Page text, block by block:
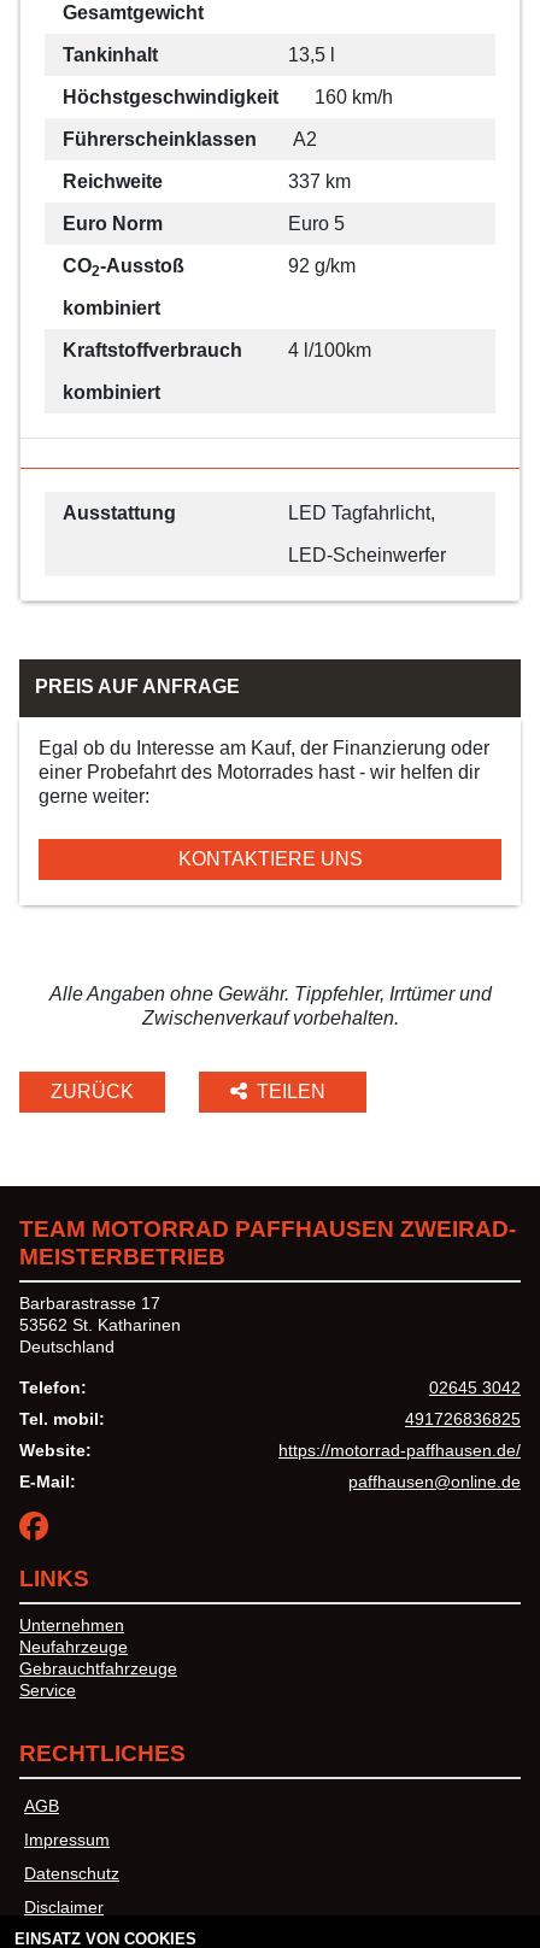
Gesamtgewicht
Tankinhalt 13,5 l
Höchstgeschwindigkeit 160 km/h
Führerscheinklassen A2
Reichweite 337 km
Euro Norm Euro 5
CO2-Ausstoß
kombiniert
92 g/km
Kraftstoffverbrauch
kombiniert
4 l/100km
Ausstattung LED Tagfahrlicht,
LED-Scheinwerfer
PREIS AUF ANFRAGE
Egal ob du Interesse am Kauf, der Finanzierung oder
einer Probefahrt des Motorrades hast - wir helfen dir
gerne weiter:
KONTAKTIERE UNS
Alle Angaben ohne Gewähr. Tippfehler, Irrtümer und
Zwischenverkauf vorbehalten.
ZURÜCK TEILEN
TEAM MOTORRAD PAFFHAUSEN ZWEIRAD-
MEISTERBETRIEB
Barbarastrasse 17
53562 St. Katharinen
Deutschland
Telefon:
02645 3042
Tel. mobil:
491726836825
Website:
https://motorrad-paffhausen.de/
E-Mail:
paffhausen@online.de
LINKS
Unternehmen
Neufahrzeuge
Gebrauchtfahrzeuge
Service
RECHTLICHES
AGB
Impressum
Datenschutz
Disclaimer
Barrierefreiheit
EINSATZ VON COOKIES